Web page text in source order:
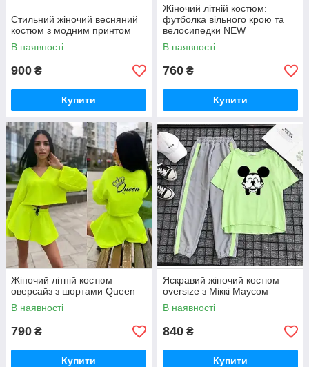
Стильний жіночий весняний
костюм з модним принтом
В наявності
900 ₴
Купити
Жіночий літній костюм:
футболка вільного крою та
велосипедки NEW
В наявності
760 ₴
Купити
Жіночий літній костюм
оверсайз з шортами Queen
В наявності
790 ₴
Купити
Яскравий жіночий костюм
oversize з Міккі Маусом
В наявності
840 ₴
Купити